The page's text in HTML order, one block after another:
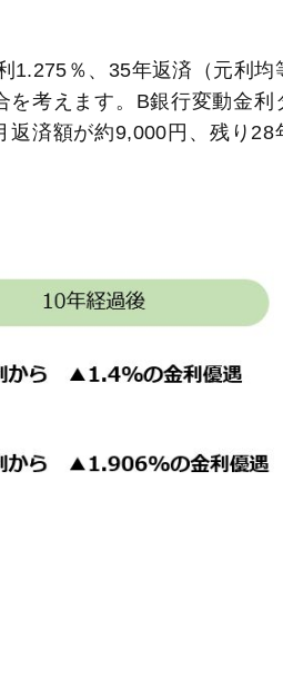
1.275％、35年返済（元利均
を考えます。B銀行変動金利
返済額が約9,000円、残り28